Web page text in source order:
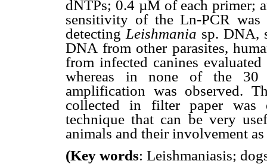
dNTPs; 0.4 µM of each primer;
sensitivity of the Ln-PCR
detecting Leishmania sp. DNA,
DNA from other parasites,
from infected canines
whereas in none of the 30
amplification was observed.
collected in filter paper was
technique that can be very
animals and their involvement
(Key words: Leishmaniasis;